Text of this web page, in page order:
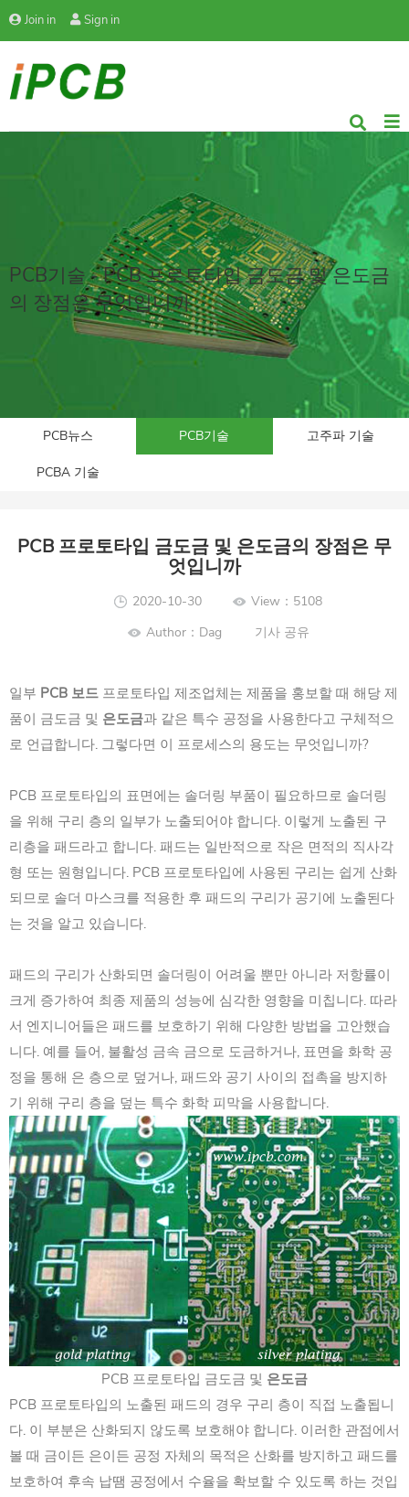
Join in Sign in
PCB기술 - PCB 프로토타입 금도금 및 은도금
의 장점은 무엇입니까
PCB뉴스 PCB기술 고주파 기술
PCBA 기술
PCB 프로토타입 금도금 및 은도금의 장점은 무
엇입니까
2020-10-30
View：5108
Author：Dag 기사 공유
일부 PCB 보드 프로토타입 제조업체는 제품을 홍보할 때 해당 제
품이 금도금 및 은도금과 같은 특수 공정을 사용한다고 구체적으
로 언급합니다. 그렇다면 이 프로세스의 용도는 무엇입니까?
PCB 프로토타입의 표면에는 솔더링 부품이 필요하므로 솔더링
을 위해 구리 층의 일부가 노출되어야 합니다. 이렇게 노출된 구
리층을 패드라고 합니다. 패드는 일반적으로 작은 면적의 직사각
형 또는 원형입니다. PCB 프로토타입에 사용된 구리는 쉽게 산화
되므로 솔더 마스크를 적용한 후 패드의 구리가 공기에 노출된다
는 것을 알고 있습니다.
패드의 구리가 산화되면 솔더링이 어려울 뿐만 아니라 저항률이
크게 증가하여 최종 제품의 성능에 심각한 영향을 미칩니다. 따라
서 엔지니어들은 패드를 보호하기 위해 다양한 방법을 고안했습
니다. 예를 들어, 불활성 금속 금으로 도금하거나, 표면을 화학 공
정을 통해 은 층으로 덮거나, 패드와 공기 사이의 접촉을 방지하
기 위해 구리 층을 덮는 특수 화학 피막을 사용합니다.
PCB 프로토타입 금도금 및 은도금
PCB 프로토타입의 노출된 패드의 경우 구리 층이 직접 노출됩니
다. 이 부분은 산화되지 않도록 보호해야 합니다. 이러한 관점에서
볼 때 금이든 은이든 공정 자체의 목적은 산화를 방지하고 패드를
보호하여 후속 납땜 공정에서 수율을 확보할 수 있도록 하는 것입